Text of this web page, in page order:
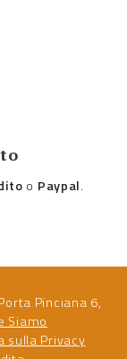
o Paypal.
Pinciana 6,
Siamo
sulla Privacy